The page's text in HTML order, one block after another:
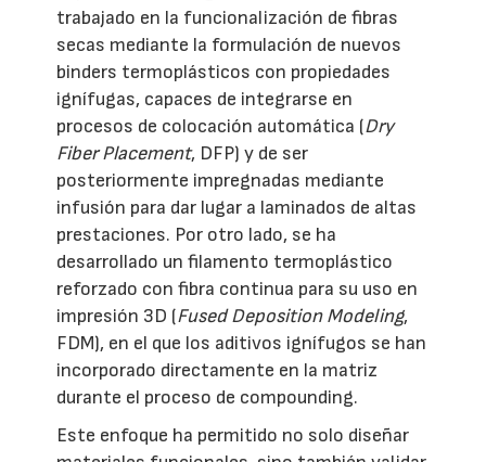
trabajado en la funcionalización de fibras
secas mediante la formulación de nuevos
binders termoplásticos con propiedades
ignífugas, capaces de integrarse en
procesos de colocación automática (Dry
Fiber Placement, DFP) y de ser
posteriormente impregnadas mediante
infusión para dar lugar a laminados de altas
prestaciones. Por otro lado, se ha
desarrollado un filamento termoplástico
reforzado con fibra continua para su uso en
impresión 3D (Fused Deposition Modeling,
FDM), en el que los aditivos ignífugos se han
incorporado directamente en la matriz
durante el proceso de compounding.
Este enfoque ha permitido no solo diseñar